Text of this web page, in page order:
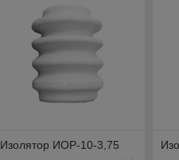
Изолятор ИОР-10-3,75